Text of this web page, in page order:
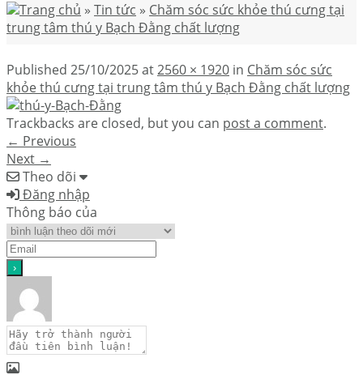
Trang chủ » Tin tức » Chăm sóc sức khỏe thú cưng tại
trung tâm thú y Bạch Đằng chất lượng
Published 25/10/2025at2560 × 1920 in Chăm sóc sức
khỏe thú cưng tại trung tâm thú y Bạch Đằng chất lượng
Trackbacks are closed, but you can post a comment.
← Previous
Next →
Theo dõi
Đăng nhập
Thông báo của